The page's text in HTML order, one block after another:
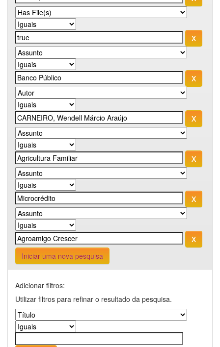
Iniciar uma nova pesquisa
Adicionar filtros:
Utilizar filtros para refinar o resultado da pesquisa.